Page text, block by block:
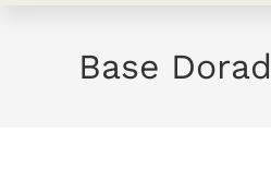
Base